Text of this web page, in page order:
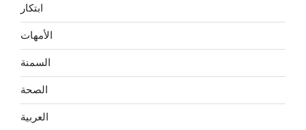
ابتكار
الأمهات
السمنة
الصحة
العربية